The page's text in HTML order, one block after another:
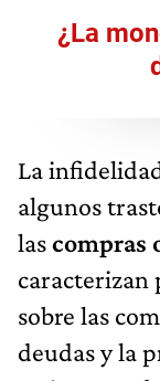
¿La
La
algunos
lascompras
caracterizan
sobre las
deudas y la